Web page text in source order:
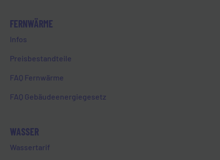
FERNWÄRME
Infos
Preisbestandteile
FAQ Fernwärme
FAQ Gebäudeenergiegesetz
WASSER
Wassertarif
Ereignisse für uns bereithält.
WIR AUF SOCIAL MEDIA